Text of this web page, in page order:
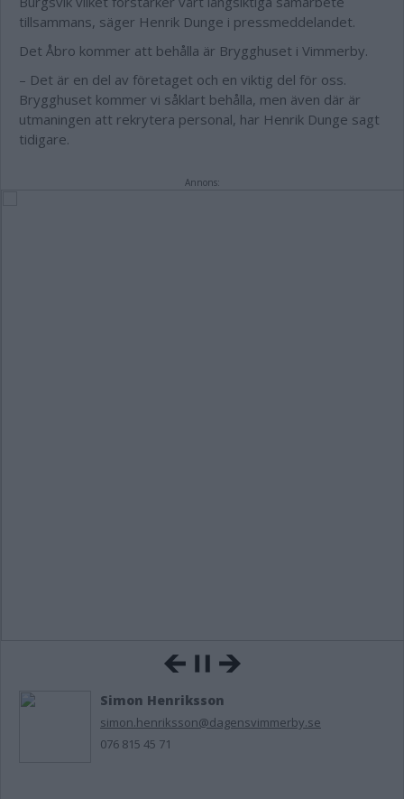
tillsammans, säger Henrik Dunge i pressmeddelandet.
Det Åbro kommer att behålla är Brygghuset i Vimmerby.
– Det är en del av företaget och en viktig del för oss.
Brygghuset kommer vi såklart behålla, men även där är
utmaningen att rekrytera personal, har Henrik Dunge sagt
tidigare.
Annons:
Simon Henriksson
simon.henriksson@dagensvimmerby.se
076 815 45 71